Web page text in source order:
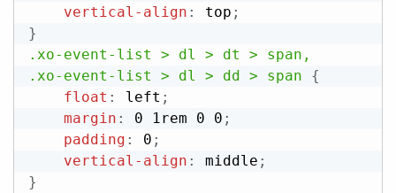
vertical-align : top ;
}
.xo-event-list > dl > dt > span,
.xo-event-list > dl > dd > span
{
float : left ;
margin : 0 1rem 0 0 ;
padding : 0 ;
vertical-align : middle ;
}